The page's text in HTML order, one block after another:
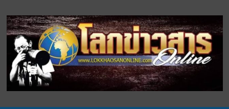
to
content